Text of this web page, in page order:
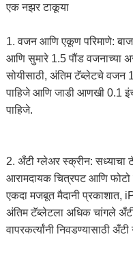
एक नझर टाकूया
1. वजन आणि एकूण परिमाणे:
आणि सुमारे 1.5 पौंड वजनाच्या
सोयीसाठी, अंतिम टॅब्लेटचे वजन
पाहिजे आणि जाडी आणखी 0.1
पाहिजे.
2. अँटी ग्लेअर स्क्रीन: सध्याचा
आरामदायक चित्रपट आणि फोटो
एकदा मजबूत मैदानी प्रकाशात,
अंतिम टॅब्लेटला अधिक चांगले
वापरकर्त्यांनी निवडण्यासाठी